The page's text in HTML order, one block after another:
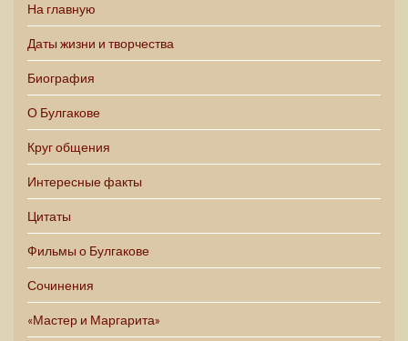
На главную
Даты жизни и творчества
Биография
О Булгакове
Круг общения
Интересные факты
Цитаты
Фильмы о Булгакове
Сочинения
«Мастер и Маргарита»